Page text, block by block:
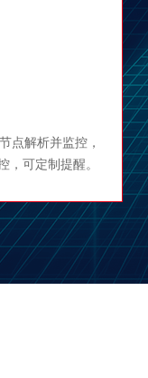
点解析并监控，
，可定制提醒。